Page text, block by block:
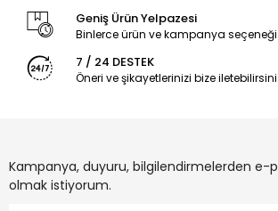
Geniş Ürün Yelpazesi
Binlerce ürün ve kampanya seçeneği
7 / 24 DESTEK
Öneri ve şikayetlerinizi bize
Kampanya, duyuru, bilgilendirmelerden e-
olmak istiyorum.